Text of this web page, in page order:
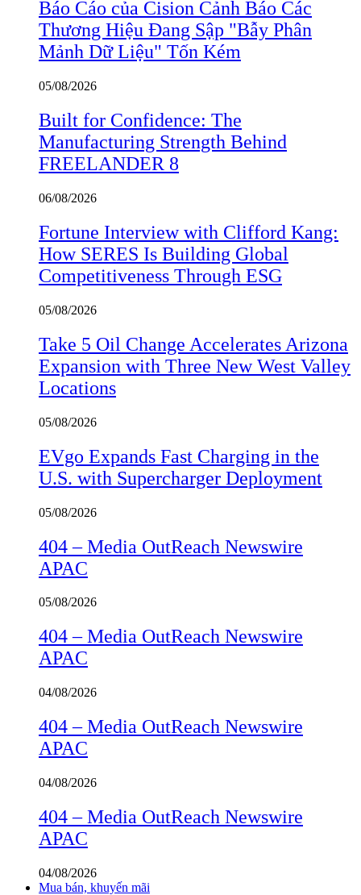
Báo Cáo của Cision Cảnh Báo Các
Thương Hiệu Đang Sập "Bẫy Phân
Mảnh Dữ Liệu" Tốn Kém
05/08/2026
Built for Confidence: The
Manufacturing Strength Behind
FREELANDER 8
06/08/2026
Fortune Interview with Clifford Kang:
How SERES Is Building Global
Competitiveness Through ESG
05/08/2026
Take 5 Oil Change Accelerates Arizona
Expansion with Three New West Valley
Locations
05/08/2026
EVgo Expands Fast Charging in the
U.S. with Supercharger Deployment
05/08/2026
404 – Media OutReach Newswire
APAC
05/08/2026
404 – Media OutReach Newswire
APAC
04/08/2026
404 – Media OutReach Newswire
APAC
04/08/2026
404 – Media OutReach Newswire
APAC
04/08/2026
Mua bán, khuyến mãi